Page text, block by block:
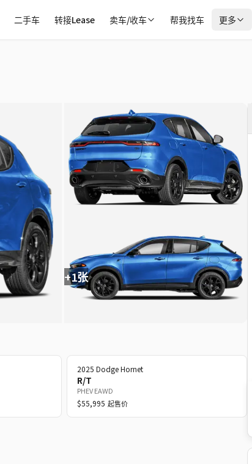
二手车 转接Lease 卖车/收车 帮我找车 更多
+1张
2025 DodgeHornet
R/T
PHEV EAWD
$55,995 起售价